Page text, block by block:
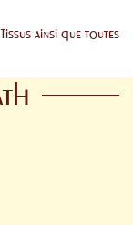
ainsi que toutes